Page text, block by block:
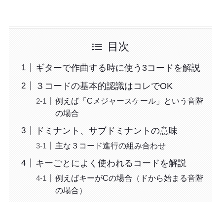
目次
ギターで作曲する時に使う3コードを解説
３コードの基本的認識はコレでOK
例えば「Cメジャースケール」という音階
の場合
ドミナント、サブドミナントの意味
主な３コード進行の組み合わせ
キーごとによく使われるコードを解説
例えばキーがCの場合（ドから始まる音階
の場合）